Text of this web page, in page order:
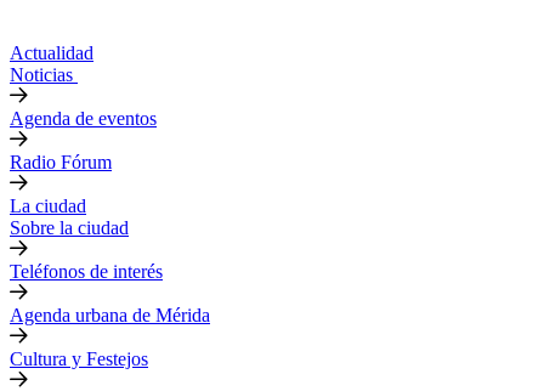
Actualidad
Noticias
Agenda de eventos
Radio Fórum
La ciudad
Sobre la ciudad
Teléfonos de interés
Agenda urbana de Mérida
Cultura y Festejos